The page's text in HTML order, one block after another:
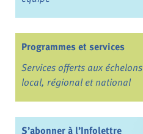
Programmes et services
Services offerts aux échelons
local, régional et national
S’abonner à l’Infolettre